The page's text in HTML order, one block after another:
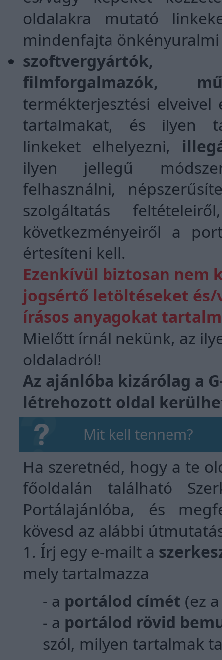
oldalakra mutató
mindenfajta
szoftvergyártók,
filmforgalmazók,
termékterjesztési
tartalmakat, és ilyen
linkeket elhelyezni,
ilyen jellegű
felhasználni,
szolgáltatás
következményeiről a
értesíteni kell.
Ezenkívül biztosan nem
jogsértő letöltéseket
írásos anyagokat
Mielőtt írnál nekünk, az
oldaladról!
Az ajánlóba kizárólag a
létrehozott oldal
Mit kell tennem?
Ha szeretnéd, hogy a te
főoldalán található
Portálajánlóba, és
kövesd az alábbi
1. Írj egy e-mailt a
mely tartalmazza
- a portálod címét (ez
- a portálod rövid
szól, milyen tartalmak